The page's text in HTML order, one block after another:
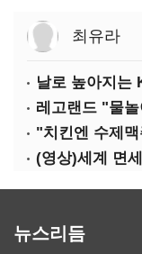
최유라
"치킨엔 수제
뉴스리듬